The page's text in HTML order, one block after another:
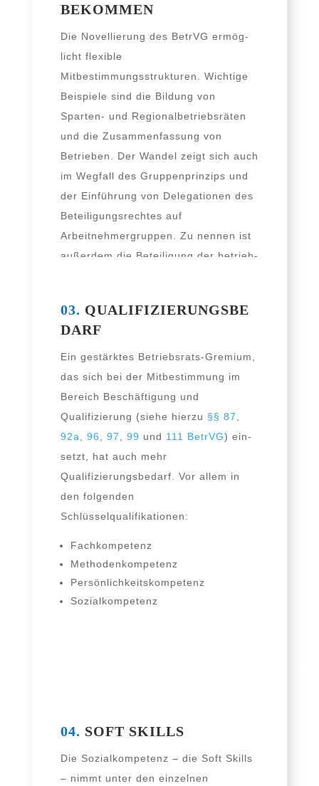
BEKOMMEN
Die Novellierung des BetrVG ermög­
licht fle­xi­ble
Mitbestimmungsstrukturen. Wichtige
Beispiele sind die Bildung von
Sparten- und Regionalbetriebsräten
und die Zusammenfassung von
Betrieben. Der Wandel zeigt sich auch
im Wegfall des Gruppenprinzips und
der Einführung von Delegationen des
Beteiligungsrechtes auf
Arbeitnehmergruppen. Zu nen­nen ist
außer­dem die Beteiligung der betrieb­
03. QUALIFIZIERUNGSBE
DARF
Ein gestärk­tes Betriebsrats-Gremium,
das sich bei der Mitbestimmung im
Bereich Beschäftigung und
Qualifizierung (sie­he hier­zu §§ 87
92a
96 97 99 und 111 BetrVG) ein­
setzt, hat auch mehr
Qualifizierungsbedarf. Vor allem in
den fol­gen­den
Schlüsselqualifikationen:
Fachkompetenz
Methodenkompetenz
Persönlichkeitskompetenz
Sozialkompetenz
04. SOFT SKILLS
Die Sozialkompetenz – die Soft Skills
– nimmt unter den ein­zel­nen